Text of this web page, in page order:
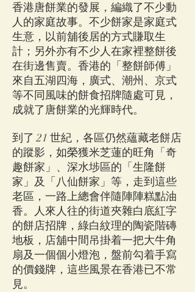
香港唐餅業的發展，編織了不少動
人的家庭故事。不少餅家是家庭式
生意，以前舖後居的方式賺取生
計；另外亦有不少人在家裡整餅後
在街邊售賣。香港的「整餅師傅」
來自五湖四海，廣式、潮州、京式
等不同風味的餅食招牌隨處可見，
成就了唐餅業的光輝時代。
到了 21 世紀，各區仍然蘊藏老餅店
的蹤影，如榮獲米芝蓮的旺角「奇
趣餅家」、深水埗區的「生隆餅
家」及「八仙餅家」等，走到這些
老區，一路上總會伴隨陣陣糕點油
香。人來人往的街道夾雜白底紅字
的餅店招牌，綠白紋理的陶瓷階磚
地板，店舖中間吊掛着一把大牛角
扇及一個個小燈泡，盤前勾着手寫
的價錢牌，這些風景在香港已不常
見。